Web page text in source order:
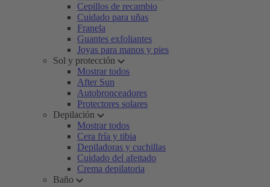
Cepillos de recambio
Cuidado para uñas
Franela
Guantes exfoliantes
Joyas para manos y pies
Sol y protección
Mostrar todos
After Sun
Autobronceadores
Protectores solares
Depilación
Mostrar todos
Cera fría y tibia
Depiladoras y cuchillas
Cuidado del afeitado
Crema depilatoria
Baño